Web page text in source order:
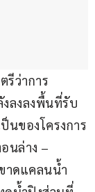
รีว่าการ
งลงลงพื้นที่รับ
นของโครงการ
นล่าง –
าดแคลนน้ำ